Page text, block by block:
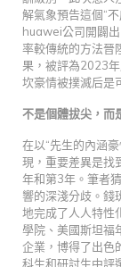
解氣象預告這個“
huawei公司開闢
率較傳統的方法晉
果，被評為2023
坎豪情被撲滅后是
不是個體拔尖，而
在以“先生的內涵
現，重要差異是找
年和第3年。筆者
響的深淺分歧。錢
地完成了人人特性
學院、美國斯坦福
企業，博得了出色
科生和研討生中